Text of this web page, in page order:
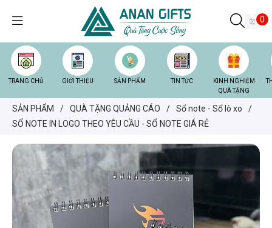
0
TRANG CHỦ GIỚI THIỆU SẢN PHẨM TIN TỨC
KINH NGHIỆM
QUÀ TẶNG
SẢN PHẨM / QUÀ TẶNG QUẢNG CÁO / Sổ note - Sổ lò xo
/
SỔ NOTE IN LOGO THEO YÊU CẦU - SỔ NOTE GIÁ RẺ